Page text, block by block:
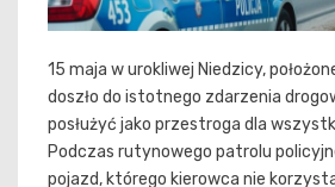
15 maja w urokliwej Niedzicy,
doszło do istotnego zdarzenia
posłużyć jako przestroga dla
Podczas rutynowego patrolu
pojazd, którego kierowca nie